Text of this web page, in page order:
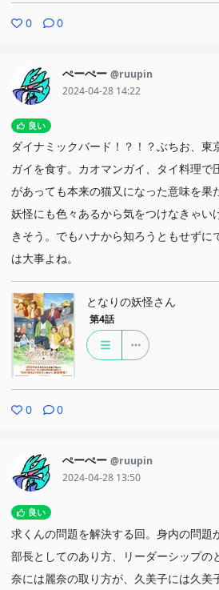
0 0
ぺーぺー @ruupin
2024-04-28 14:22
良い
ダイナミックバード！？！？ぶちお、東
ガイを食す。カオマンガイ、タイ料理で
があっても本来の猫又になった意味を果
妖怪にも色々あるから気をつけなきゃい
きそう。でもハナから知ろうともせずに
は大事よね。
となりの妖怪さん
第4話
0 0
ぺーぺー @ruupin
2024-04-28 13:50
良い
求くんの問題を解決する回。身内の問題
部長としてのあり方、リーダーシップの
奈には麗奈の取り方が、久美子には久美